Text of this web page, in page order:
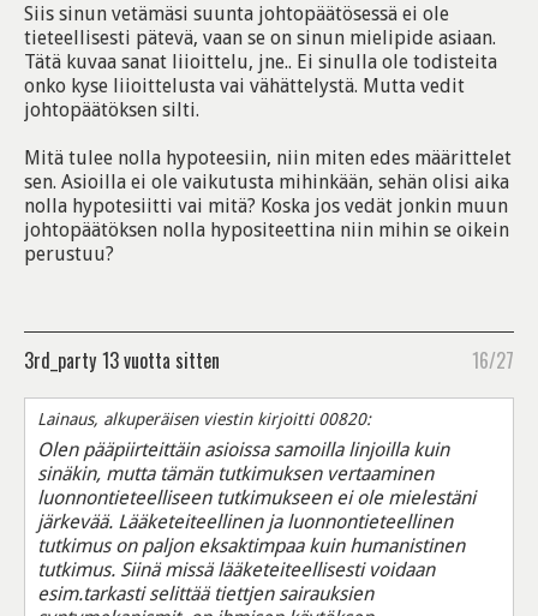
Siis sinun vetämäsi suunta johtopäätösessä ei ole
tieteellisesti pätevä, vaan se on sinun mielipide asiaan.
Tätä kuvaa sanat liioittelu, jne.. Ei sinulla ole todisteita
onko kyse liioittelusta vai vähättelystä. Mutta vedit
johtopäätöksen silti.
Mitä tulee nolla hypoteesiin, niin miten edes määrittelet
sen. Asioilla ei ole vaikutusta mihinkään, sehän olisi aika
nolla hypotesiitti vai mitä? Koska jos vedät jonkin muun
johtopäätöksen nolla hypositeettina niin mihin se oikein
perustuu?
3rd_party 13 vuotta sitten 16/27
Lainaus, alkuperäisen viestin kirjoitti 00820:
Olen pääpiirteittäin asioissa samoilla linjoilla kuin
sinäkin, mutta tämän tutkimuksen vertaaminen
luonnontieteelliseen tutkimukseen ei ole mielestäni
järkevää. Lääketeiteellinen ja luonnontieteellinen
tutkimus on paljon eksaktimpaa kuin humanistinen
tutkimus. Siinä missä lääketeiteellisesti voidaan
esim.tarkasti selittää tiettjen sairauksien